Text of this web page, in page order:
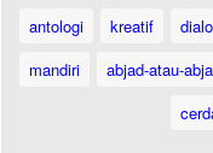
antologi
kreatif
mandiri
abjad-atau-